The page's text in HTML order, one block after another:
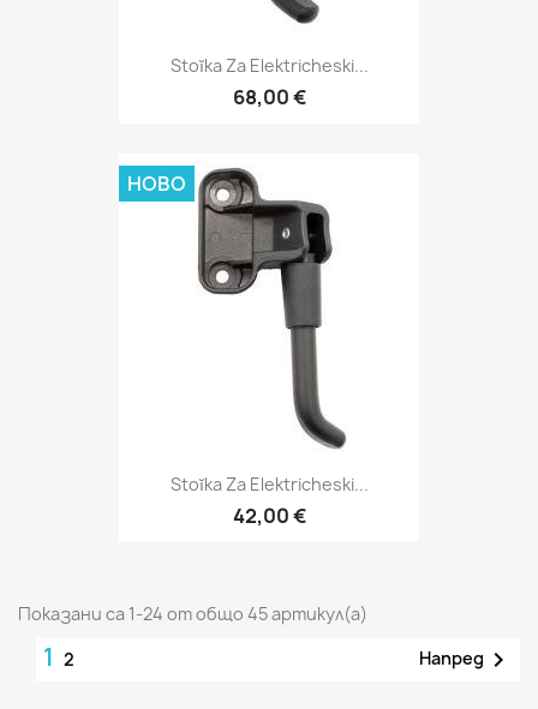
Stoĭka Za Elektricheski...
68,00 €
Stoĭka Za Elektricheski...
42,00 €
НОВО
Показани са 1-24 от общо 45 артикул(а)
1 2 Напред 